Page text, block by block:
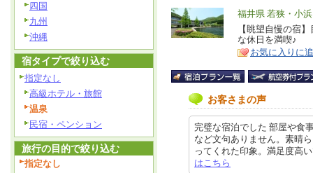
エ
リ
ア
福井県 若狭・小
特
徴
【眺望自慢の宿
な休日を満喫♪
お気に入りに
お客さまの声
完璧な宿泊でした 部屋や食
など文句ありません。素晴
ってくれた印象。満足度高
はこちら
四国
九州
沖縄
宿タイプで絞り込む
指定なし
高級ホテル・旅館
温泉
民宿・ペンション
旅行の目的で絞り込む
指定なし